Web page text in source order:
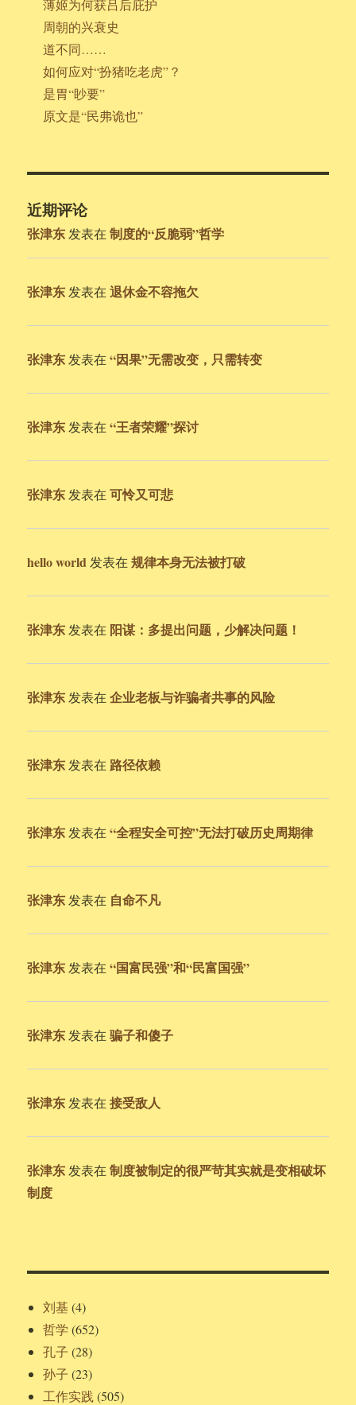
薄姬为何获吕后庇护
周朝的兴衰史
道不同……
如何应对“扮猪吃老虎”？
是胃“眇要”
原文是“民弗诡也”
近期评论
张津东 发表在制度的“反脆弱”哲学
张津东 发表在退休金不容拖欠
张津东 发表在“因果”无需改变，只需转变
张津东 发表在“王者荣耀”探讨
张津东 发表在可怜又可悲
hello world 发表在规律本身无法被打破
张津东 发表在 阳谋：多提出问题，少解决问题！
张津东 发表在企业老板与诈骗者共事的风险
张津东 发表在 路径依赖
张津东 发表在“全程安全可控”无法打破历史周期律
张津东 发表在 自命不凡
张津东 发表在“国富民强”和“民富国强”
张津东 发表在骗子和傻子
张津东 发表在接受敌人
张津东 发表在制度被制定的很严苛其实就是变相破坏
制度
刘基 (4)
哲学 (652)
孔子 (28)
孙子 (23)
工作实践 (505)